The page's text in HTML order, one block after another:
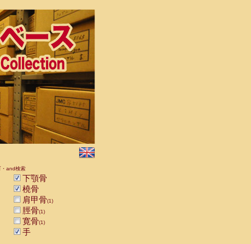
and検索
下顎骨
橈骨
肩甲骨(1)
脛骨(1)
寛骨(1)
手